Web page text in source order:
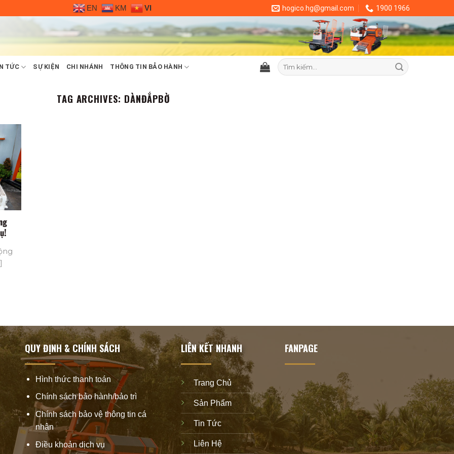
EN KM VI hogico.hg@gmail.com 1900 1966
TỨC SỰ KIỆN CHI NHÁNH THÔNG TIN BẢO HÀNH
Tìm
kiếm:
TAG ARCHIVES: DÀNĐẮPBỜ
QUY ĐỊNH & CHÍNH SÁCH
Hình thức thanh toán
Chính sách bảo hành/bảo trì
Chính sách bảo vệ thông tin cá
nhân
Điều khoản dịch vụ
LIÊN KẾT NHANH
Trang Chủ
Sản Phẩm
Tin Tức
Liên Hệ
FANPAGE